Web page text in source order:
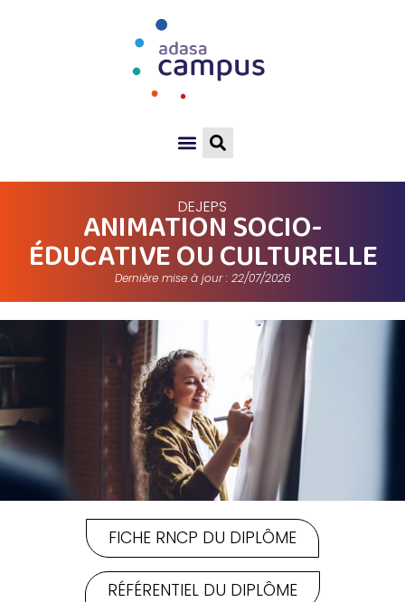
DEJEPS
ANIMATION SOCIO-
ÉDUCATIVE OU CULTURELLE
Dernière mise à jour : 22/07/2026
FICHE RNCP DU DIPLÔME
RÉFÉRENTIEL DU DIPLÔME